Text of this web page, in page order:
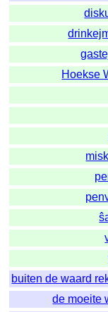
Hoekse
buiten de waard
de moeite